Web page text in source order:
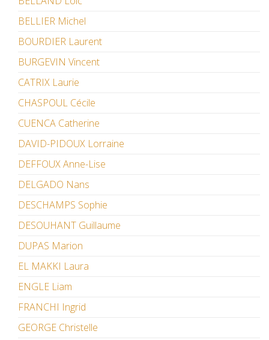
BELLIER Michel
BOURDIER Laurent
BURGEVIN Vincent
CATRIX Laurie
CHASPOUL Cécile
CUENCA Catherine
DAVID-PIDOUX Lorraine
DEFFOUX Anne-Lise
DELGADO Nans
DESCHAMPS Sophie
DESOUHANT Guillaume
DUPAS Marion
EL MAKKI Laura
ENGLE Liam
FRANCHI Ingrid
GEORGE Christelle